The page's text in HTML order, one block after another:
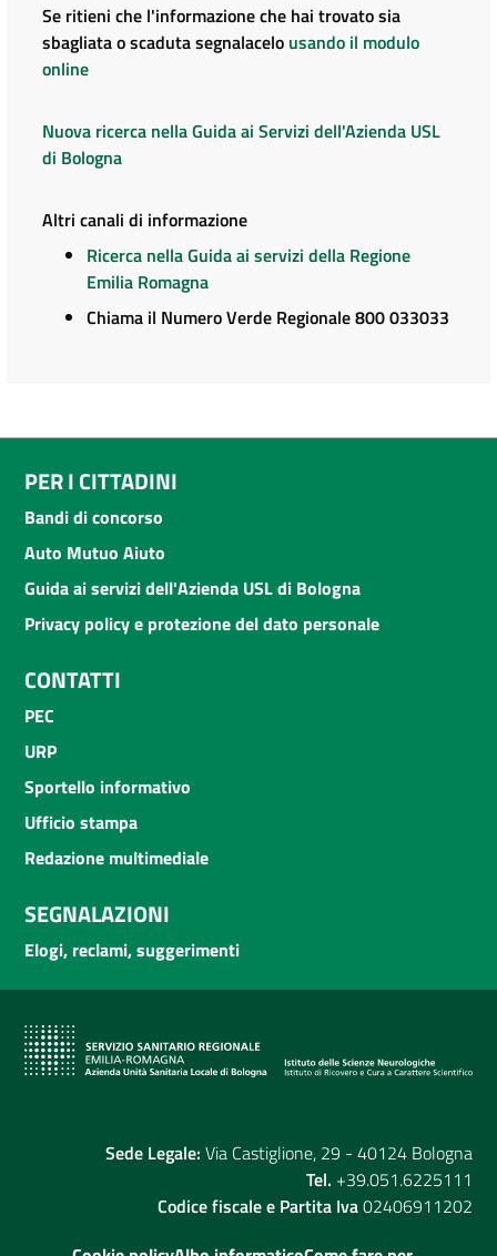
Se ritieni che l'informazione che hai trovato sia
sbagliata o scaduta segnalacelo usando il modulo
online
Nuova ricerca nella Guida ai Servizi dell'Azienda USL
di Bologna
Altri canali di informazione
Ricerca nella Guida ai servizi della Regione
Emilia Romagna
Chiama il Numero Verde Regionale 800 033033
PER I CITTADINI
Bandi di concorso
Auto Mutuo Aiuto
Guida ai servizi dell'Azienda USL di Bologna
Privacy policy e protezione del dato personale
CONTATTI
PEC
URP
Sportello informativo
Ufficio stampa
Redazione multimediale
SEGNALAZIONI
Elogi, reclami, suggerimenti
Sede Legale: Via Castiglione, 29 - 40124 Bologna
Tel. +39.051.6225111
Codice fiscale e Partita Iva02406911202